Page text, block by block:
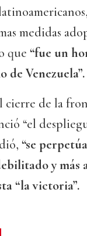
medidas
que “fue un
Venezuela”.
de la
“el
“se
y más
“la victoria”.